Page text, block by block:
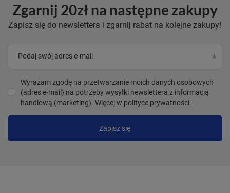
Zgarnij 20zł na następne zakupy
Zapisz się do newslettera i zgarnij rabat na kolejne zakupy!
Podaj swój adres e-mail
Wyrażam zgodę na przetwarzanie moich danych osobowych
(adres e-mail) na potrzeby wysyłki newslettera z informacją
handlową (marketing). Więcej w polityce prywatności.
Zapisz się